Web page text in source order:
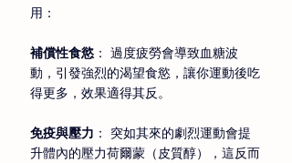
用：
補償性食慾 ： 過度疲勞會導致血糖波
動，引發強烈的渴望食慾，讓你運動後吃
得更多，效果適得其反。
免疫與壓力 ： 突如其來的劇烈運動會提
升體內的壓力荷爾蒙（皮質醇），這反而